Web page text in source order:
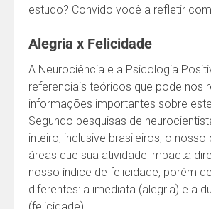
estudo? Convido você a refletir
Alegria x Felicidade
A Neurociência e a Psicologia
referenciais teóricos que pode nos
informações importantes sobre
Segundo pesquisas de
inteiro, inclusive brasileiros, o
áreas que sua atividade impacta
nosso índice de felicidade, porém
diferentes: a imediata (alegria) e a
(felicidade).